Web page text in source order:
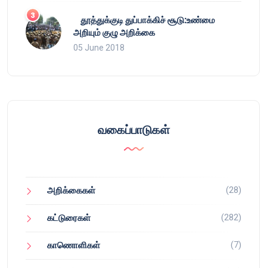
தூத்துக்குடி துப்பாக்கிச் சூடு:உண்மை
அறியும் குழு அறிக்கை
05 June 2018
வகைப்பாடுகள்
அறிக்கைகள் (28)
கட்டுரைகள் (282)
காணொளிகள் (7)